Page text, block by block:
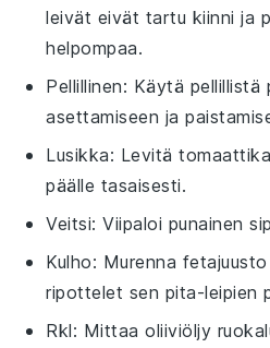
leivät eivät tartu kiinni ja
helpompaa.
Pellillinen: Käytä pellillistä
asettamiseen ja
Lusikka: Levitä
päälle tasaisesti.
Veitsi: Viipaloi punainen
Kulho: Murenna
ripottelet sen pita-leipien
Rkl: Mittaa oliiviöljy